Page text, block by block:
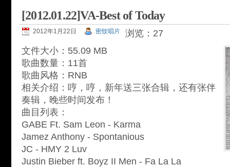
[2012.01.22]VA-Best of Today
2012年1月22日 密纹唱片
浏览：27
文件大小：55.09 MB
歌曲数量：11首
歌曲风格：RNB
相关介绍：哼，哼，新年送三张合辑，还有张伴
奏辑，晚些时间发布！
曲目列表：
GABE Ft. Sam Leon - Karma
Jamez Anthony - Spontanious
JC - HMY 2 Luv
Justin Bieber ft. Boyz II Men - Fa La La